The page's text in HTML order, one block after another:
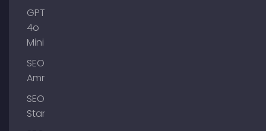
GPT-
4o
Mini
SEO
Ammersee
SEO
Starnberg